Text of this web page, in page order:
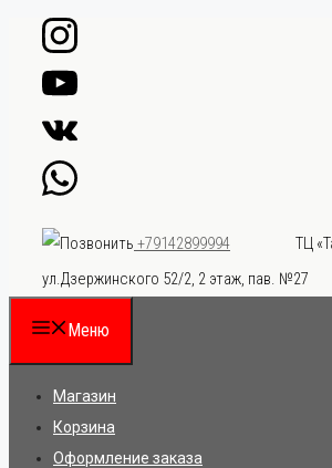
Перейти
содержимому
+79142899994
ТЦ
ул.Дзержинского 52/2, 2 этаж, пав. №27
Меню
Магазин
Корзина
Оформление заказа